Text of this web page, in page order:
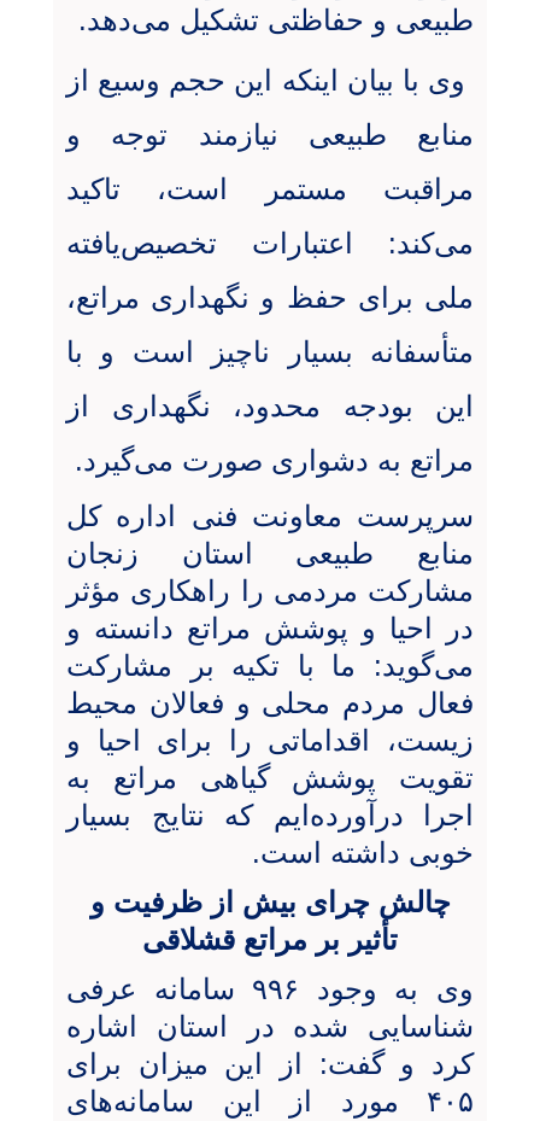
طبیعی و حفاظتی تشکیل می‌دهد.
وی با بیان اینکه این حجم وسیع از
منابع طبیعی نیازمند توجه و
مراقبت مستمر است، تاکید
می‌کند: اعتبارات تخصیص‌یافته
ملی برای حفظ و نگهداری مراتع،
متأسفانه بسیار ناچیز است و با
این بودجه محدود، نگهداری از
مراتع به دشواری صورت می‌گیرد.
سرپرست معاونت فنی اداره کل
منابع طبیعی استان زنجان
مشارکت مردمی را راهکاری مؤثر
در احیا و پوشش مراتع دانسته و
می‌گوید: ما با تکیه بر مشارکت
فعال مردم محلی و فعالان محیط
زیست، اقداماتی را برای احیا و
تقویت پوشش گیاهی مراتع به
اجرا درآورده‌ایم که نتایج بسیار
خوبی داشته است.
چالش چرای بیش از ظرفیت و
تأثیر بر مراتع قشلاقی
وی به وجود ۹۹۶ سامانه عرفی
شناسایی شده در استان اشاره
کرد و گفت: از این میزان برای
۴۰۵ مورد از این سامانه‌های